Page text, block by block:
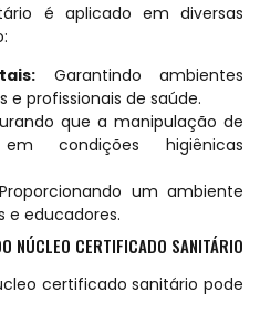
é aplicado em diversas
Garantindo ambientes
e profissionais de saúde.
que a manipulação de
condições higiênicas
um ambiente
e educadores.
NÚCLEO CERTIFICADO SANITÁRIO
certificado sanitário pode